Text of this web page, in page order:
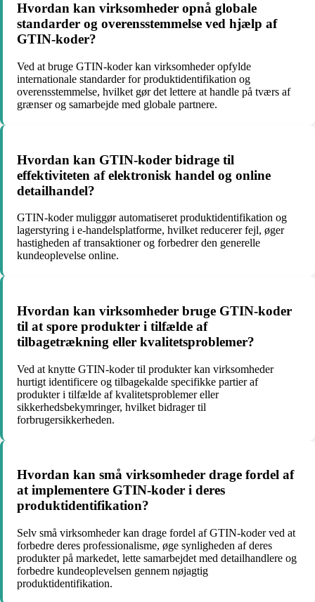
Hvordan kan virksomheder opnå globale
standarder og overensstemmelse ved hjælp af
GTIN-koder?
Ved at bruge GTIN-koder kan virksomheder opfylde
internationale standarder for produktidentifikation og
overensstemmelse, hvilket gør det lettere at handle på tværs af
grænser og samarbejde med globale partnere.
Hvordan kan GTIN-koder bidrage til
effektiviteten af elektronisk handel og online
detailhandel?
GTIN-koder muliggør automatiseret produktidentifikation og
lagerstyring i e-handelsplatforme, hvilket reducerer fejl, øger
hastigheden af transaktioner og forbedrer den generelle
kundeoplevelse online.
Hvordan kan virksomheder bruge GTIN-koder
til at spore produkter i tilfælde af
tilbagetrækning eller kvalitetsproblemer?
Ved at knytte GTIN-koder til produkter kan virksomheder
hurtigt identificere og tilbagekalde specifikke partier af
produkter i tilfælde af kvalitetsproblemer eller
sikkerhedsbekymringer, hvilket bidrager til
forbrugersikkerheden.
Hvordan kan små virksomheder drage fordel af
at implementere GTIN-koder i deres
produktidentifikation?
Selv små virksomheder kan drage fordel af GTIN-koder ved at
forbedre deres professionalisme, øge synligheden af deres
produkter på markedet, lette samarbejdet med detailhandlere og
forbedre kundeoplevelsen gennem nøjagtig
produktidentifikation.